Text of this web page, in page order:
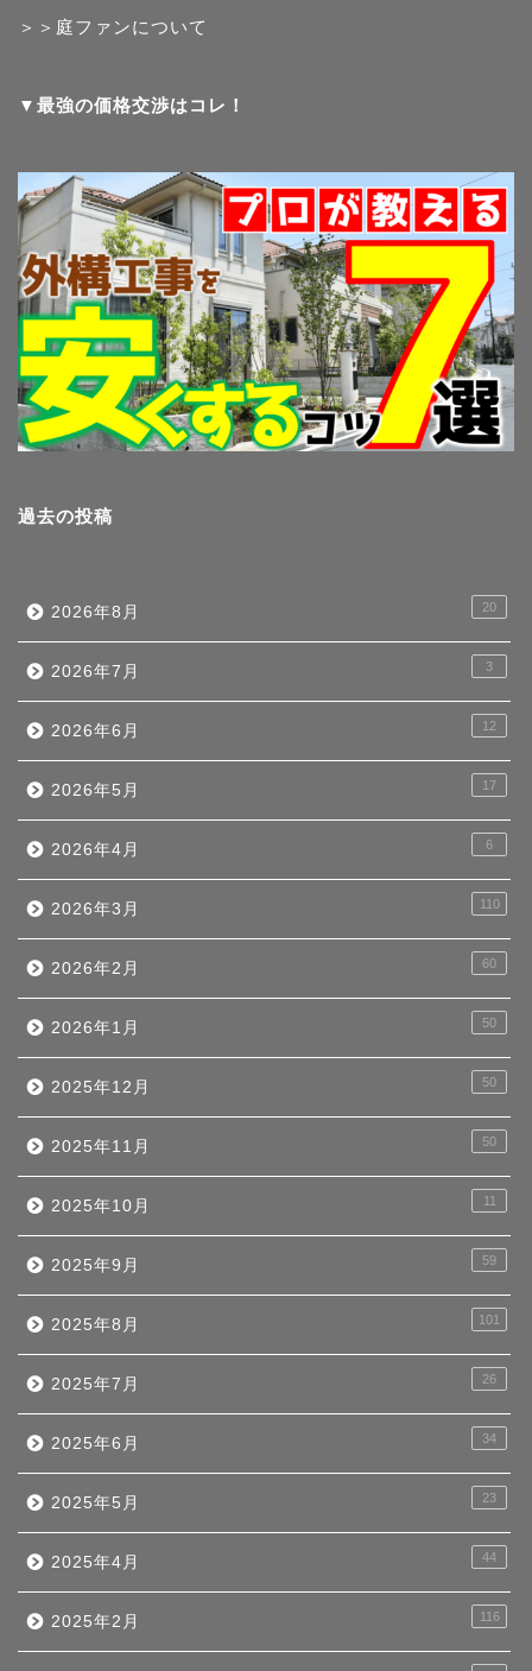
＞＞庭ファンについて
▼最強の価格交渉はコレ！
過去の投稿
2026年8月 20
2026年7月 3
2026年6月 12
2026年5月 17
2026年4月 6
2026年3月 110
2026年2月 60
2026年1月 50
2025年12月 50
2025年11月 50
2025年10月 11
2025年9月 59
2025年8月 101
2025年7月 26
2025年6月 34
2025年5月 23
2025年4月 44
2025年2月 116